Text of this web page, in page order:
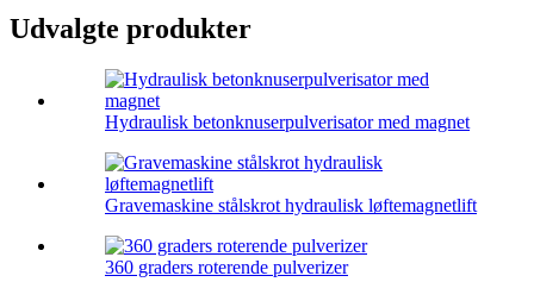
Udvalgte produkter
Hydraulisk betonknuserpulverisator med magnet
Gravemaskine stålskrot hydraulisk løftemagnetlift
360 graders roterende pulverizer